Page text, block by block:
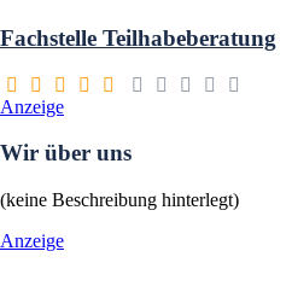
Fachstelle Teilhabeberatung
Anzeige
Wir über uns
(keine Beschreibung hinterlegt)
Anzeige